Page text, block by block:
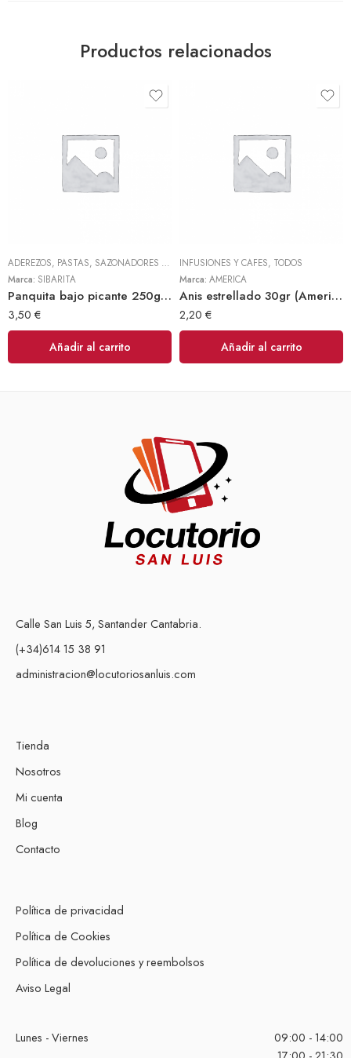
Productos relacionados
ADEREZOS, PASTAS, SAZONADORES Y CONDIMENTOS ,TODOS
Marca: SIBARITA
Panquita bajo picante 250gr (Sibarita)
3,50 €
Añadir al carrito
INFUSIONES Y CAFES, TODOS
Marca: AMERICA
Anis estrellado 30gr (America)
2,20 €
Añadir al carrito
Calle San Luis 5, Santander Cantabria.
(+34)614 15 38 91
administracion@locutoriosanluis.com
Tienda
Nosotros
Mi cuenta
Blog
Contacto
Política de privacidad
Política de Cookies
Política de devoluciones y reembolsos
Aviso Legal
Lunes - Viernes
09:00 - 14:00